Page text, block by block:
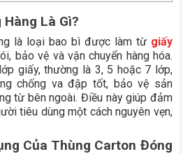
Là Gì?
là loại bao bì được làm từ giấy
bảo vệ và vận chuyển hàng hóa.
giấy, thường là 3, 5 hoặc 7 lớp,
chống va đập tốt, bảo vệ sản
từ bên ngoài. Điều này giúp đảm
tiêu dùng một cách nguyên vẹn,
Của Thùng Carton Đóng